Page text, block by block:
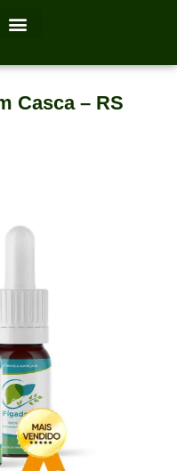
Casca – RS